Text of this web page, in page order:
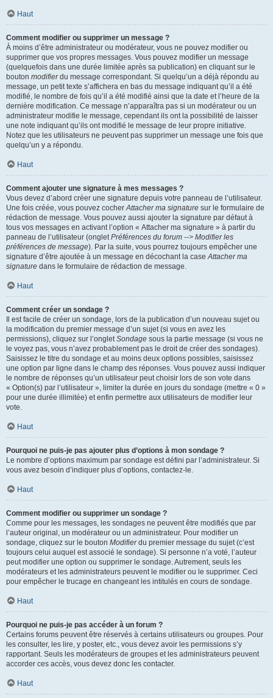
Haut
Comment modifier ou supprimer un message ?
À moins d’être administrateur ou modérateur, vous ne pouvez modifier ou
supprimer que vos propres messages. Vous pouvez modifier un message
(quelquefois dans une durée limitée après sa publication) en cliquant sur le
bouton modifierdu message correspondant. Si quelqu’un a déjà répondu au
message, un petit texte s’affichera en bas du message indiquant qu’il a été
modifié, le nombre de fois qu’il a été modifié ainsi que la date et l’heure de la
dernière modification. Ce message n’apparaîtra pas si un modérateur ou un
administrateur modifie le message, cependant ils ont la possibilité de laisser
une note indiquant qu’ils ont modifié le message de leur propre initiative.
Notez que les utilisateurs ne peuvent pas supprimer un message une fois que
quelqu’un y a répondu.
Haut
Comment ajouter une signature à mes messages ?
Vous devez d’abord créer une signature depuis votre panneau de l’utilisateur.
Une fois créée, vous pouvez cocherAttacher ma signature sur le formulaire de
rédaction de message. Vous pouvez aussi ajouter la signature par défaut à
tous vos messages en activant l’option « Attacher ma signature » à partir du
panneau de l’utilisateur (ongletPréférences du forum --> Modifier les
préférences de message). Par la suite, vous pourrez toujours empêcher une
signature d’être ajoutée à un message en décochant la caseAttacher ma
signature dans le formulaire de rédaction de message.
Haut
Comment créer un sondage ?
Il est facile de créer un sondage, lors de la publication d’un nouveau sujet ou
la modification du premier message d’un sujet (si vous en avez les
permissions), cliquez sur l’ongletSondage sous la partie message (si vous ne
le voyez pas, vous n’avez probablement pas le droit de créer des sondages).
Saisissez le titre du sondage et au moins deux options possibles, saisissez
une option par ligne dans le champ des réponses. Vous pouvez aussi indiquer
le nombre de réponses qu’un utilisateur peut choisir lors de son vote dans
« Option(s) par l’utilisateur », limiter la durée en jours du sondage (mettre « 0 »
pour une durée illimitée) et enfin permettre aux utilisateurs de modifier leur
vote.
Haut
Pourquoi ne puis-je pas ajouter plus d’options à mon sondage ?
Le nombre d’options maximum par sondage est défini par l’administrateur. Si
vous avez besoin d’indiquer plus d’options, contactez-le.
Haut
Comment modifier ou supprimer un sondage ?
Comme pour les messages, les sondages ne peuvent être modifiés que par
l’auteur original, un modérateur ou un administrateur. Pour modifier un
sondage, cliquez sur le bouton Modifierdu premier message du sujet (c’est
toujours celui auquel est associé le sondage). Si personne n’a voté, l’auteur
peut modifier une option ou supprimer le sondage. Autrement, seuls les
modérateurs et les administrateurs peuvent le modifier ou le supprimer. Ceci
pour empêcher le trucage en changeant les intitulés en cours de sondage.
Haut
Pourquoi ne puis-je pas accéder à un forum ?
Certains forums peuvent être réservés à certains utilisateurs ou groupes. Pour
les consulter, les lire, y poster, etc., vous devez avoir les permissions s’y
rapportant. Seuls les modérateurs de groupes et les administrateurs peuvent
accorder ces accès, vous devez donc les contacter.
Haut